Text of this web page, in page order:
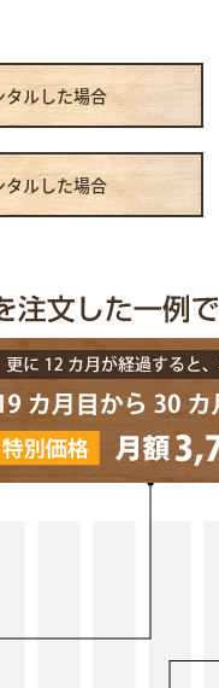
タルした場合
タルした場合